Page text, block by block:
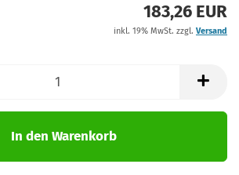
183,26 EUR
inkl. 19% MwSt. zzgl. Versand
In den Warenkorb